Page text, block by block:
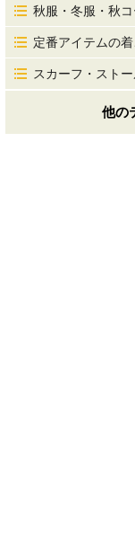
秋服・冬服・秋
定番アイテムの
スカーフ・スト
他の